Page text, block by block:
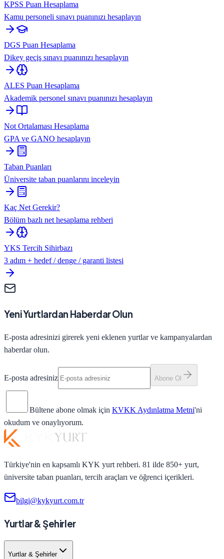
KPSS Puan Hesaplama
Kamu personeli sınavı puanınızı hesaplayın
DGS Puan Hesaplama
Dikey geçiş sınavı puanınızı hesaplayın
ALES Puan Hesaplama
Akademik personel sınavı puanınızı hesaplayın
Not Ortalaması Hesaplama
GPA ve GANO hesaplayın
Taban Puanları
Üniversite taban puanlarını inceleyin
Kaç Net Gerekir?
Bölüm bazlı net hesaplama rehberi
YKS Tercih Sihirbazı
3 adım + hedef / denge / garanti listesi
Yeni Yurtlardan Haberdar Olun
E-posta adresinizi girerek yeni eklenen yurtlar ve kampanyalardan
haberdar olun.
E-posta adresiniz Abone Ol
Bültene abone olmak için KVKK Aydınlatma Metni'ni
okudum ve onaylıyorum.
Türkiye'nin en kapsamlı KYK yurt rehberi. 81 ilde 850+ yurt,
üniversite taban puanları, tercih araçları ve öğrenci içerikleri.
bilgi@kykyurt.com.tr
Yurtlar & Şehirler
Yurtlar & Şehirler